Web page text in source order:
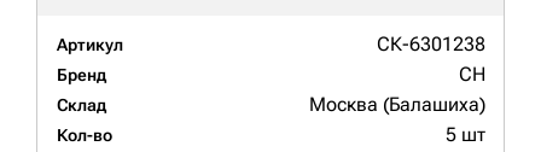
Артикул СК-6301238
Бренд CH
Склад Москва (Балашиха)
Кол-во 5 шт